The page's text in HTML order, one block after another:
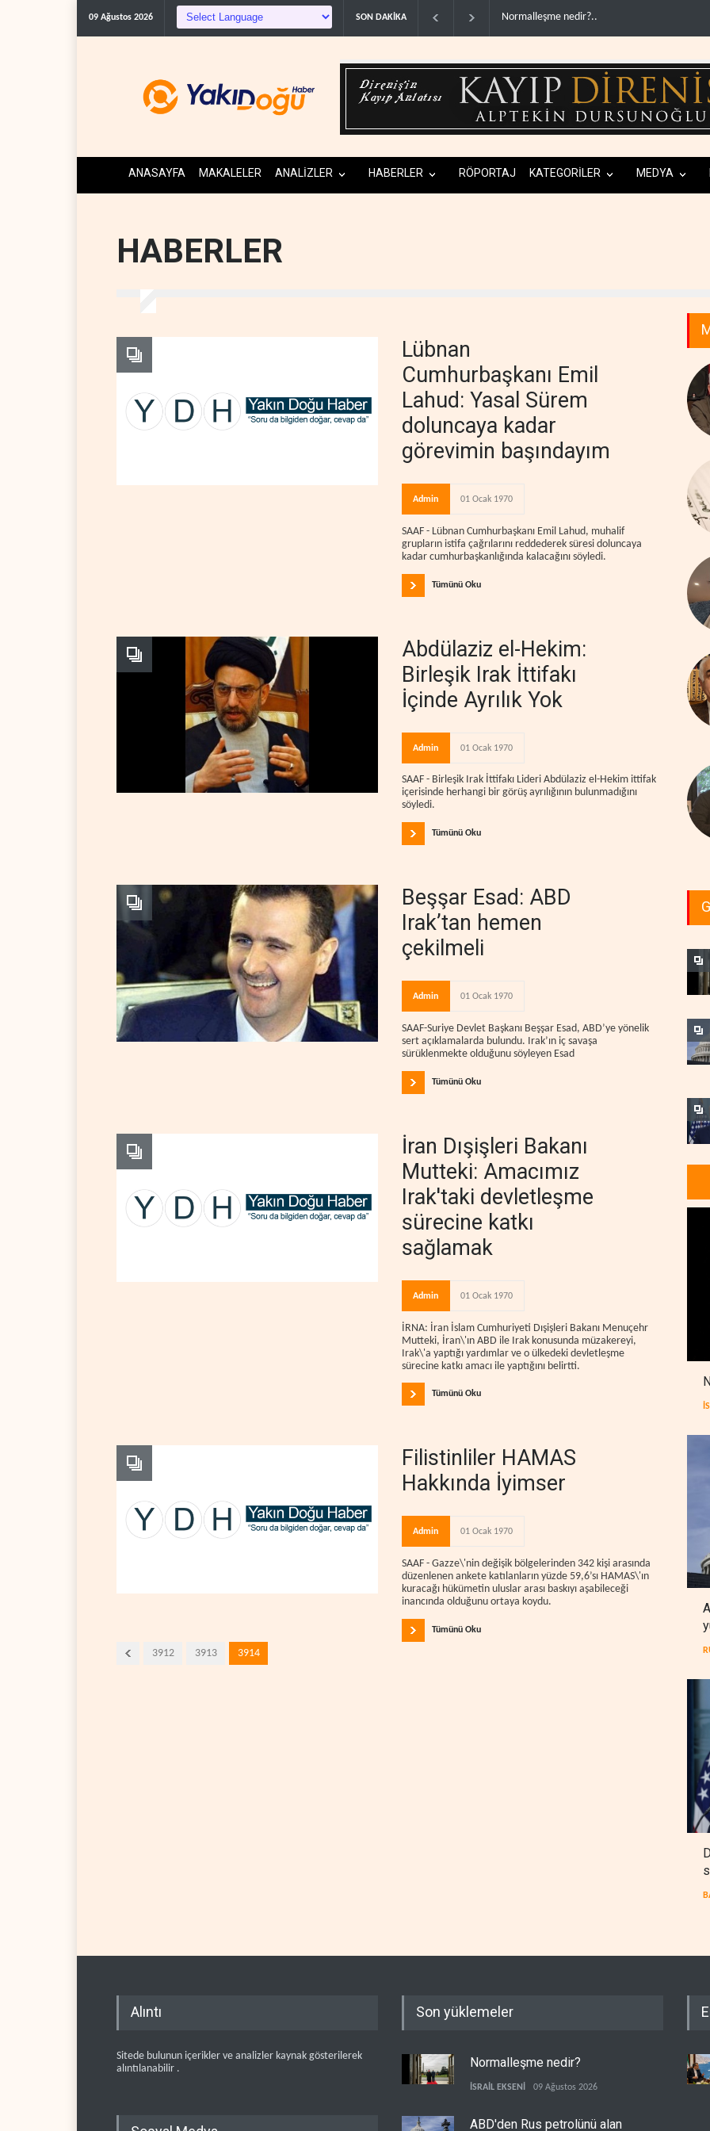
09 Ağustos 2026 SON DAKİKA Normalleşme nedir?.. ABD'den Rus petrolünü alan ülkelere
ANASAYFA MAKALELER ANALİZLER HABERLER RÖPORTAJ KATEGORİLER MEDYA
HABERLER
Lübnan
Cumhurbaşkanı Emil
Lahud: Yasal Sürem
doluncaya kadar
görevimin başındayım
Admin 01 Ocak 1970
SAAF - Lübnan Cumhurbaşkanı Emil Lahud, muhalif
grupların istifa çağrılarını reddederek süresi doluncaya
kadar cumhurbaşkanlığında kalacağını söyledi.
Tümünü Oku
Abdülaziz el-Hekim:
Birleşik Irak İttifakı
İçinde Ayrılık Yok
Admin 01 Ocak 1970
SAAF - Birleşik Irak İttifakı Lideri Abdülaziz el-Hekim ittifak
içerisinde herhangi bir görüş ayrılığının bulunmadığını
söyledi.
Tümünü Oku
Beşşar Esad: ABD
Irak’tan hemen
çekilmeli
Admin 01 Ocak 1970
SAAF-Suriye Devlet Başkanı Beşşar Esad, ABD’ye yönelik
sert açıklamalarda bulundu. Irak’ın iç savaşa
sürüklenmekte olduğunu söyleyen Esad
Tümünü Oku
İran Dışişleri Bakanı
Mutteki: Amacımız
Irak'taki devletleşme
sürecine katkı
sağlamak
Admin 01 Ocak 1970
İRNA: İran İslam Cumhuriyeti Dışişleri Bakanı Menuçehr
Mutteki, İran\'ın ABD ile Irak konusunda müzakereyi,
Irak\'a yaptığı yardımlar ve o ülkedeki devletleşme
sürecine katkı amacı ile yaptığını belirtti.
Tümünü Oku
Filistinliler HAMAS
Hakkında İyimser
Admin 01 Ocak 1970
SAAF - Gazze\'nin değişik bölgelerinden 342 kişi arasında
düzenlenen ankete katılanların yüzde 59,6’sı HAMAS\'ın
kuracağı hükümetin uluslar arası baskıyı aşabileceği
inancında olduğunu ortaya koydu.
Tümünü Oku
3912 3913 3914
Alıntı
Sitede bulunun içerikler ve analizler kaynak gösterilerek
alıntılanabilir .
Son yüklemeler
Normalleşme nedir?
İSRAİL EKSENİ 09 Ağustos 2026
ABD'den Rus petrolünü alan